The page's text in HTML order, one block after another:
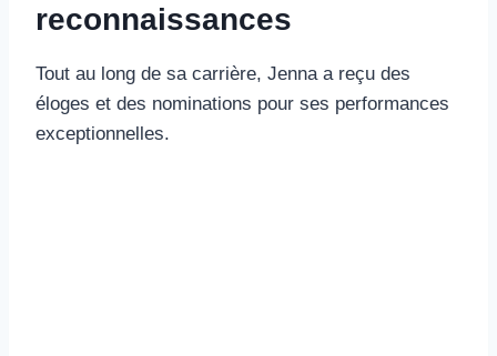
reconnaissances
Tout au long de sa carrière, Jenna a reçu des
éloges et des nominations pour ses performances
exceptionnelles.